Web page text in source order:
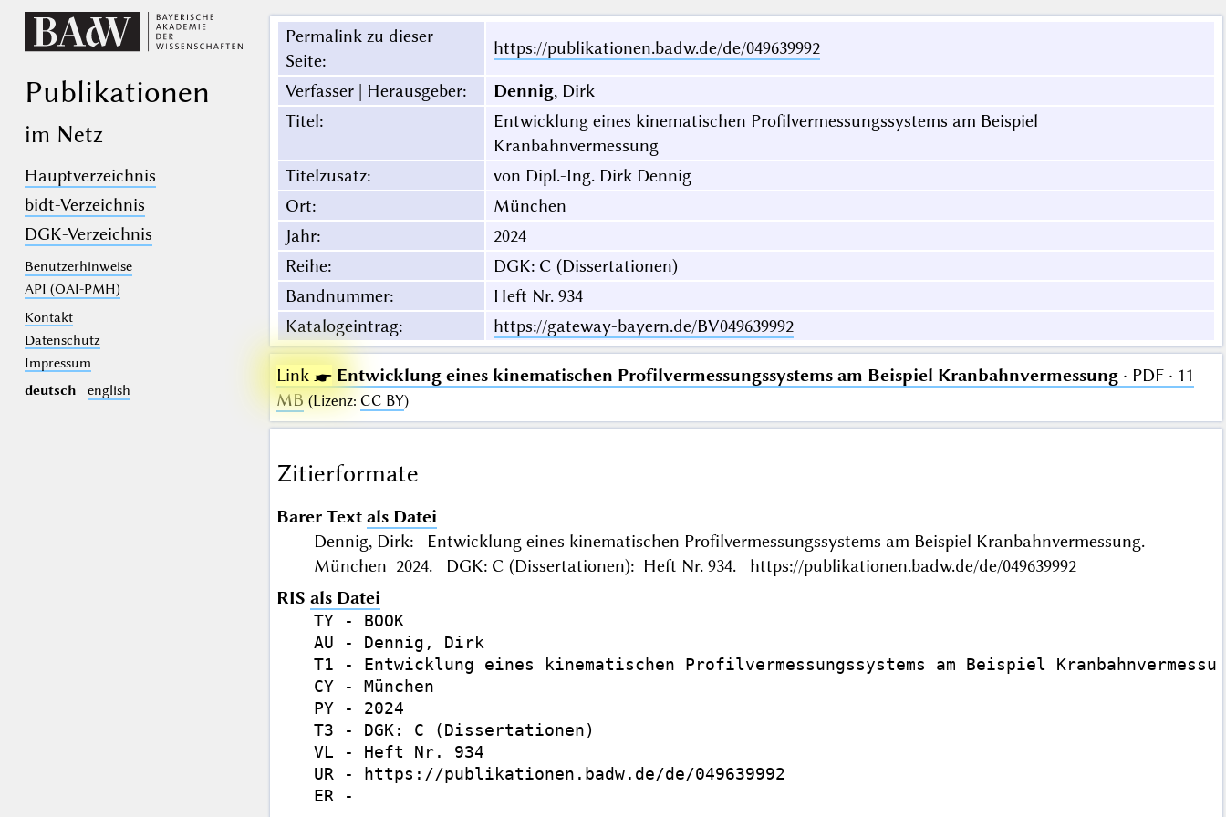
Publikationen
im Netz
Hauptverzeichnis
bidt-Verzeichnis
DGK-Verzeichnis
Benutzerhinweise
API (OAI-PMH)
Kontakt
Datenschutz
Impressum
deutsch
english
Permalink zu dieser
Seite:
https://publikationen.badw.de/de/049639992
Verfasser | Herausgeber: Dennig, Dirk
Titel:
Entwicklung eines kinematischen Profilvermessungssystems am Beispiel
Kranbahnvermessung
Titelzusatz:
von Dipl.-Ing. Dirk Dennig
Ort:
München
Jahr:
2024
Reihe:
DGK: C (Dissertationen)
Bandnummer:
Heft Nr. 934
Katalogeintrag: https://gateway-bayern.de/BV049639992
Link ☛ Entwicklung eines kinematischen Profilvermessungssystems am Beispiel Kranbahnvermessung· PDF · 11
MB (Lizenz: CC BY)
Zitierformate
Barer Text als Datei
Dennig, Dirk: Entwicklung eines kinematischen Profilvermessungssystems am Beispiel Kranbahnvermessung.
München 2024. DGK: C (Dissertationen): Heft Nr. 934. https://publikationen.badw.de/de/049639992
RIS als Datei
TY - BOOK
AU - Dennig, Dirk
T1 - Entwicklung eines kinematischen Profilvermessungssystems am Beispiel
CY - München
PY - 2024
T3 - DGK: C (Dissertationen)
VL - Heft Nr. 934
UR - https://publikationen.badw.de/de/049639992